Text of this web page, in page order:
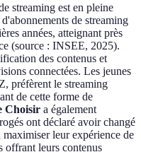
streaming est en pleine
de streaming
années, atteignant près
(source : INSEE, 2025).
des contenus et
connectées. Les jeunes
préfèrent le streaming
de cette forme de
Choisir a également
ont déclaré avoir changé
maximiser leur expérience de
offrant leurs contenus